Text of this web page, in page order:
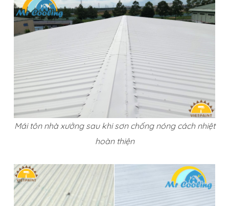
Mái tôn nhà xưởng sau khi sơn chống nóng cách nhiệt
hoàn thiện